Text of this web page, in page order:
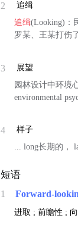
2
追缉
追缉(Looking)：
罗某、王某打伤
3
展望
园林设计中环境
environmental
4
样子
... long长期的，
短语
1 Forward-
进取 ; 前瞻性 ;